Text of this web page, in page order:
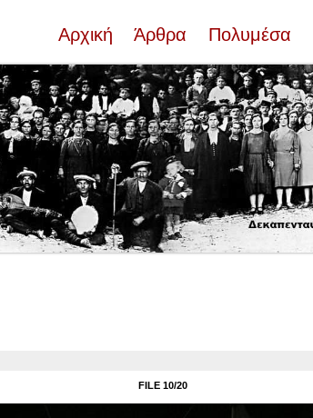
Αρχική Άρθρα Πολυμέσα
FILE 10/20